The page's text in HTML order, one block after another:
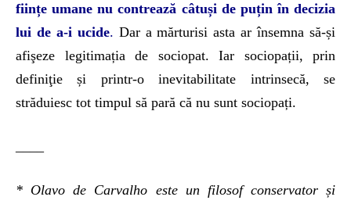
ființe umane nu contrează câtuși de puțin în decizia
lui de a-i ucide. Dar a mărturisi asta ar însemna să-și
afişeze legitimația de sociopat. Iar sociopații, prin
definiţie și printr-o inevitabilitate intrinsecă, se
străduiesc tot timpul să pară că nu sunt sociopați.
* Olavo de Carvalho este un filosof conservator și